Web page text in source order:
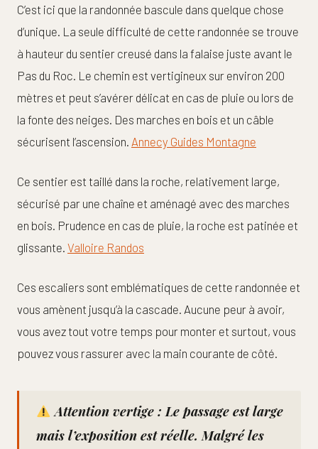
C’est ici que la randonnée bascule dans quelque chose
d’unique. La seule difficulté de cette randonnée se trouve
à hauteur du sentier creusé dans la falaise juste avant le
Pas du Roc. Le chemin est vertigineux sur environ 200
mètres et peut s’avérer délicat en cas de pluie ou lors de
la fonte des neiges. Des marches en bois et un câble
sécurisent l’ascension. Annecy Guides Montagne
Ce sentier est taillé dans la roche, relativement large,
sécurisé par une chaîne et aménagé avec des marches
en bois. Prudence en cas de pluie, la roche est patinée et
glissante. Valloire Randos
Ces escaliers sont emblématiques de cette randonnée et
vous amènent jusqu’à la cascade. Aucune peur à avoir,
vous avez tout votre temps pour monter et surtout, vous
pouvez vous rassurer avec la main courante de côté.
Attention vertige : Le passage est large
mais l’exposition est réelle. Malgré les